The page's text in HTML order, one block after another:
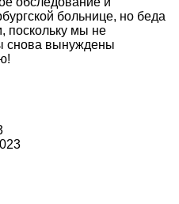
больнице, но беда
поскольку мы не
снова вынуждены